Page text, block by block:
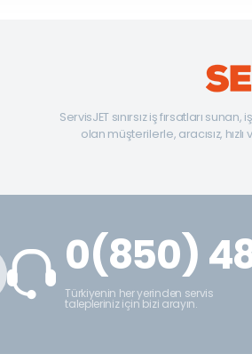
ServisJET sınırsız iş fırsatları
olan müşterilerle, aracısız,
0(850)
Türkiyenin her yerinden servis
talepleriniz için bizi arayın.